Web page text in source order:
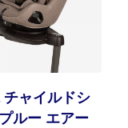
ャイルドシ
ルー エアー